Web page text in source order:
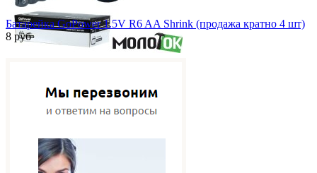
Батарейка GoPower 1.5V R6 AA Shrink (продажа кратно 4 шт)
8 руб